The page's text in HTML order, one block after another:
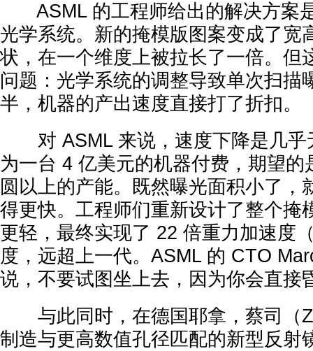
ASML 的工程师给出的解决方案
光学系统。新的掩模版图案变成了宽
状，在一个维度上被拉长了一倍。但
问题：光学系统的调整导致单次扫描
半，机器的产出速度直接打了折扣。
对 ASML 来说，速度下降是几乎
为一台 4 亿美元的机器付费，期望的
圆以上的产能。既然曝光面积小了，
得更快。工程师们重新设计了整个掩
更轻，最终实现了 22 倍重力加速度
度，远超上一代。ASML 的 CTO
说，不要试图坐上去，因为你会直接
与此同时，在德国耶拿，蔡司（
制造与更高数值孔径匹配的新型反射